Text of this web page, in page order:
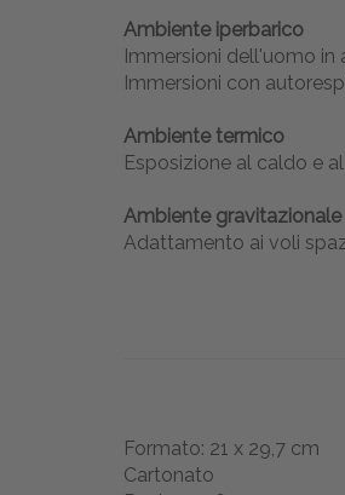
Ambiente iperbarico
Immersioni dell'uomo in
Immersioni con
Ambiente termico
Esposizione al caldo e
Ambiente gravitazionale
Adattamento ai voli
Formato: 21 x 29,7 cm
Cartonato